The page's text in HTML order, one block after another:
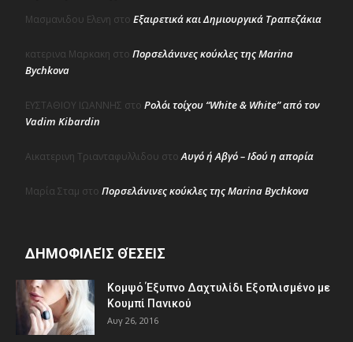
Μασμανιδου Ελενη στο Εξαιρετικά και Δημιουργικά Τραπεζάκια
κατερινα Μαρκακη στο Πορσελάνινες κούκλες της Marina
Bychkova
ΕΥΣΤΑΘΙΟΥ ΙΩΑΝΝΗΣ στο Ρολόι τοίχου “White & White” από τον
Vadim Kibardin
Αικατερινη Τριανταφυλλιδου στοΑυγό ή Αβγό – Ιδού η απορία
Μαρία Σταμ στο Πορσελάνινες κούκλες της Marina Bychkova
ΔΗΜΟΦΙΛΕΊΣ ΘΈΣΕΙΣ
Κομψό Έξυπνο Δαχτυλίδι Εξοπλισμένο με
Κουμπί Πανικού
Αυγ 26, 2016